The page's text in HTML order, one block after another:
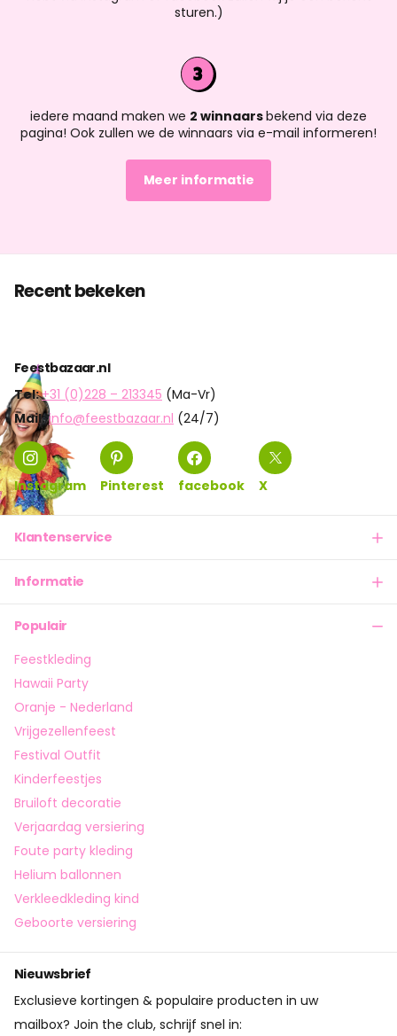
sturen.)
iedere maand maken we 2 winnaarsbekend via deze
pagina! Ook zullen we de winnaars via e-mail informeren!
Meer informatie
Recent bekeken
Feestbazaar.nl
Tel:+31 (0)228 – 213345 (Ma-Vr)
Mail: info@feestbazaar.nl (24/7)
Instagram Pinterest facebook X
Klantenservice
Informatie
Populair
Feestkleding
Hawaii Party
Oranje - Nederland
Vrijgezellenfeest
Festival Outfit
Kinderfeestjes
Bruiloft decoratie
Verjaardag versiering
Foute party kleding
Helium ballonnen
Verkleedkleding kind
Geboorte versiering
Nieuwsbrief
Exclusieve kortingen & populaire producten in uw
mailbox? Join the club, schrijf snel in: